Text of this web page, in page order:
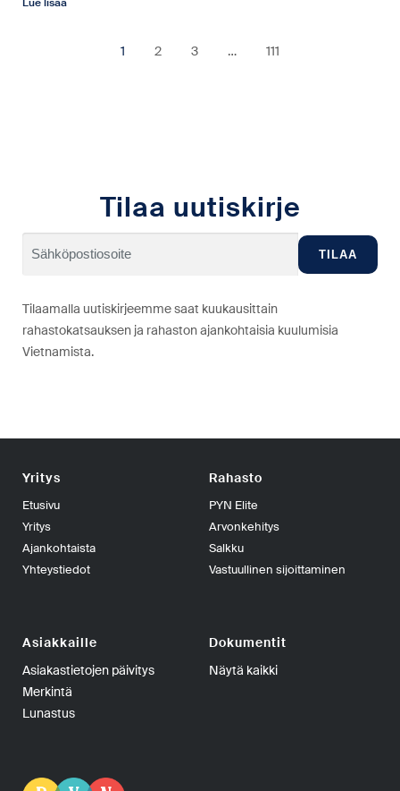
1 2 3 … 111
Tilaa uutiskirje
Tilaamalla uutiskirjeemme saat kuukausittain
rahastokatsauksen ja rahaston ajankohtaisia kuulumisia
Vietnamista.
Yritys
Etusivu
Yritys
Ajankohtaista
Yhteystiedot
Rahasto
PYN Elite
Arvonkehitys
Salkku
Vastuullinen sijoittaminen
Asiakkaille
Asiakastietojen päivitys
Merkintä
Lunastus
Dokumentit
Näytä kaikki